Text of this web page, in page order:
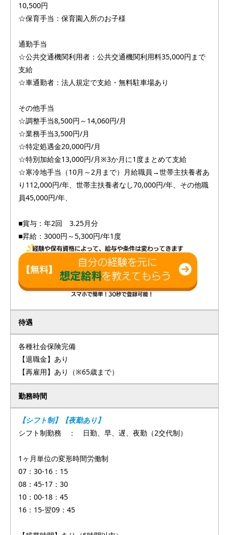
10,500円
☆保育手当：保育園入所のお子様
通勤手当
☆公共交通機関利用者：公共交通機関利用料35,000円まで
支給
☆車通勤者：法人規定で支給・無料駐車場あり
その他手当
☆調整手当8,500円～14,060円/月
☆業務手当3,500円/月
☆特定処遇金20,000円/月
☆特別加給金13,000円/月※3か月に1度まとめて支給
☆寒冷地手当（10月～2月まで）月給職員→世帯主扶養者あ
り112,000円/年、世帯主扶養者なし70,000円/年、その他職
員45,000円/年、
■賞与：年2回 3.25月分
■昇給：3000円～5,300円/年1度
待遇
各種社会保険完備
【退職金】あり
【再雇用】あり（※65歳まで）
勤務時間
【シフト制】【夜勤あり】
シフト制勤務 ： 日勤、早、遅、夜勤（2交代制）
1ヶ月単位の変形時間労働制
07：30-16：15
08：45-17：30
10：00-18：45
16：15-翌09：45